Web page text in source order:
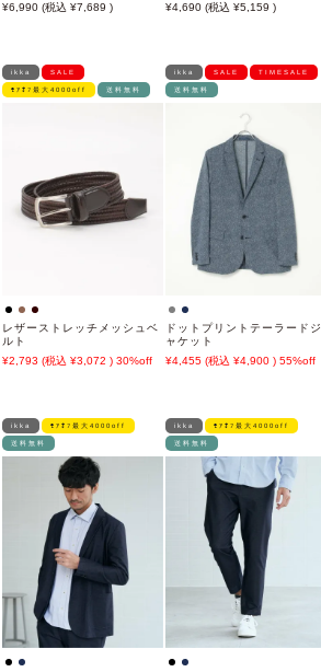
6,990 7,689
4,690
5,159
ikka SALE
ﾓｱｵﾌ最大4000off 送料無料
レザーストレッチメッシュベ
ルト
2,793
3,072 30%off
ikka SALE TIMESALE
送料無料
ドットプリントテーラードジ
ャケット
4,455
4,900 55%off
ikka ﾓｱｵﾌ最大4000off
送料無料
ikka ﾓｱｵﾌ最大4000off
送料無料